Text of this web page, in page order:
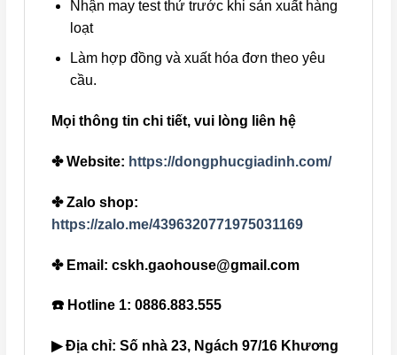
Nhận may test thử trước khi sản xuất hàng
loạt
Làm hợp đồng và xuất hóa đơn theo yêu
cầu.
Mọi thông tin chi tiết, vui lòng liên hệ
✤ Website: https://dongphucgiadinh.com/
✤ Zalo shop:
https://zalo.me/4396320771975031169
✤ Email: cskh.gaohouse@gmail.com
☎️ Hotline 1: 0886.883.555
▶ Địa chỉ: Số nhà 23, Ngách 97/16 Khương